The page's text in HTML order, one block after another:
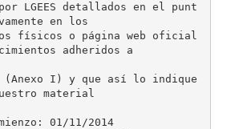
LGEES detallados en el punt
en los
físicos o página web oficial
adheridos a
(Anexo I) y que así lo indique
material
01/11/2014